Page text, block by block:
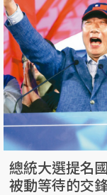
總統大選提名
被動等待的交